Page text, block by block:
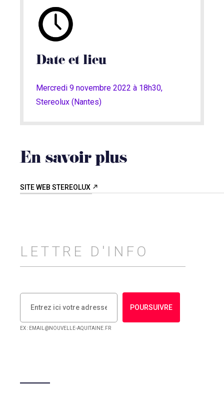
Date et lieu
Mercredi 9 novembre 2022 à 18h30,
Stereolux (Nantes)
En savoir plus
SITE WEB STEREOLUX
LETTRE D'INFO
POURSUIVRE
EX : EMAIL@NOUVELLE-AQUITAINE.FR